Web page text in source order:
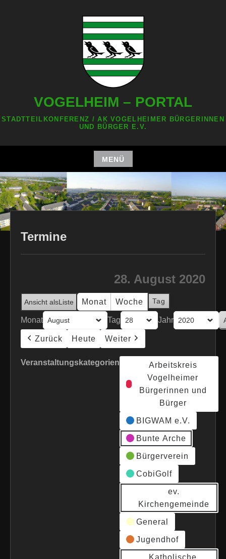
VOGELHEIM – PORTAL
STADTTEILKONFERENZ / AK VOGELHEIMER BÜRGERINNEN
UND BÜRGER E.V.
MENÜ
Zum
Inhalt
springen
Termine
28. August 2020
Ansicht alsListe Monat Woche Tag
Monat Tag Jahr
Zurück Heute Weiter
Veranstaltungskategorien
Arbeitskreis
Vogelheimer
Bürgerinnen und
Bürger
BIGWAM e.V.
Bunte Arche
Bürgerverein
CobiGolf
ev.
Kirchengemeinde
General
Jugendhof
Katholische